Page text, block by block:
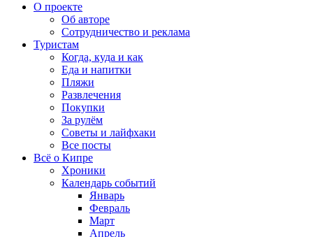
О проекте
Об авторе
Сотрудничество и реклама
Туристам
Когда, куда и как
Еда и напитки
Пляжи
Развлечения
Покупки
За рулём
Советы и лайфхаки
Все посты
Всё о Кипре
Хроники
Календарь событий
Январь
Февраль
Март
Апрель